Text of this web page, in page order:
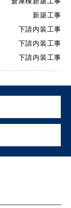
新築工事
下請内装工事
下請内装工事
下請内装工事